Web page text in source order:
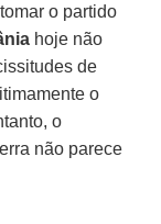
o partido
hoje não
de
o
o
não parece